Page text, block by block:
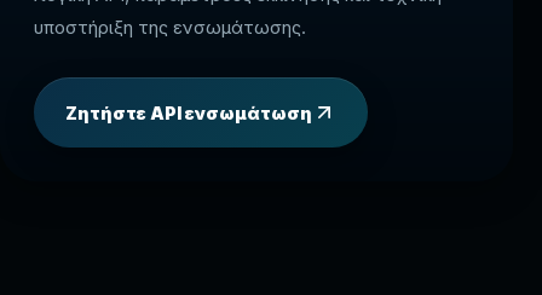
υποστήριξη της ενσωμάτωσης.
Ζητήστε API ενσωμάτωση